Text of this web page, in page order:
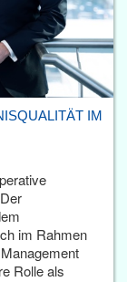
IM
im Rahmen
Rolle als